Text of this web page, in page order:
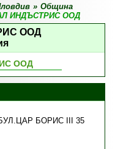
» Община
ИНДЪСТРИС ООД
ООД
ООД
БОРИС III 35